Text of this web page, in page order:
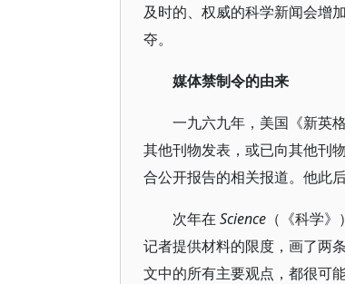
及时的、权威的科学新闻会增
夺。
媒体禁制令的由来
一九六九年，美国《新英
其他刊物发表，或已向其他刊
合公开报告的相关报道。他此
次年在 Science （《科学
记者提供材料的限度，画了两
文中的所有主要观点，都很可